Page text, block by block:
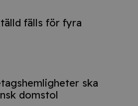
fälls för fyra
ska
domstol